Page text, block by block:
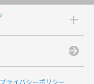
プライバシーポリシー